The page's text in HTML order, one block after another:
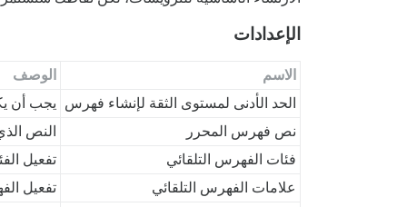
الإعدادات
الاسم
الوصف
الحد الأدنى لمستوى الثقة لإنشاء فهرس
يجب أن
نص فهرس المحرر
النص
فئات الفهرس التلقائي
تفعيل
علامات الفهرس التلقائي
تفعيل